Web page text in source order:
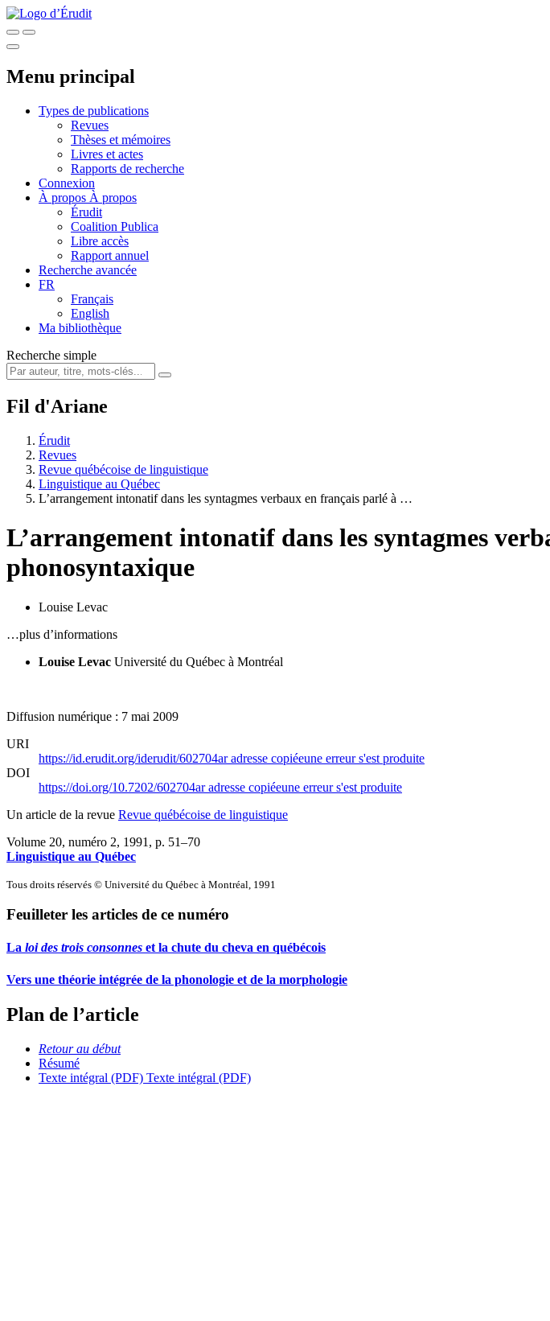
Menu principal
Types de publications
Revues
Thèses et mémoires
Livres et actes
Rapports de recherche
Connexion
À propos À propos
Érudit
Coalition Publica
Libre accès
Rapport annuel
Recherche avancée
FR
Français
English
Ma bibliothèque
Recherche simple
Fil d'Ariane
Érudit
Revues
Revue québécoise de linguistique
Linguistique au Québec
L’arrangement intonatif dans les syntagmes verbaux en français parlé à …
L’arrangement intonatif dans les syntagmes
phonosyntaxique
Louise Levac
…plus d’informations
Louise Levac Université du Québec à Montréal
Diffusion numérique : 7 mai 2009
URI
https://id.erudit.org/iderudit/602704aradresse copiéeune erreur s'est produite
DOI
https://doi.org/10.7202/602704aradresse copiéeune erreur s'est produite
Un article de la revue Revue québécoise de linguistique
Volume 20, numéro 2, 1991 , p. 51–70
Linguistique au Québec
Tous droits réservés © Université du Québec à Montréal, 1991
Feuilleter les articles de ce numéro
La loi des trois consonnes et la chute du cheva en québécois
Vers une théorie intégrée de la phonologie et de la morphologie
Plan de l’article
Retour au début
Résumé
Texte intégral (PDF) Texte intégral (PDF)